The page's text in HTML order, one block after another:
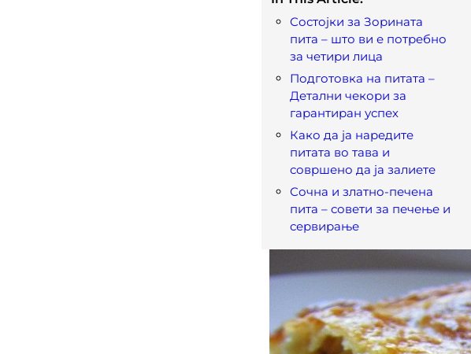
Состојки за Зорината
пита – што ви е потребно
за четири лица
Подготовка на питата –
Детални чекори за
гарантиран успех
Како да ја наредите
питата во тава и
совршено да ја залиете
Сочна и златно-печена
пита – совети за печење и
сервирање